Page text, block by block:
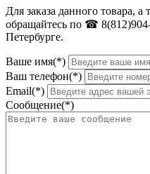
Для заказа данного товара,
обращайтесь по ☎
Петербурге.
Ваше имя(*)
Ваш телефон(*)
Email(*)
Сообщение(*)